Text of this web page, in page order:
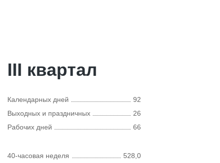
III квартал
Календарных дней
92
Выходных и праздничных
26
Рабочих дней
66
40-часовая неделя 528,0